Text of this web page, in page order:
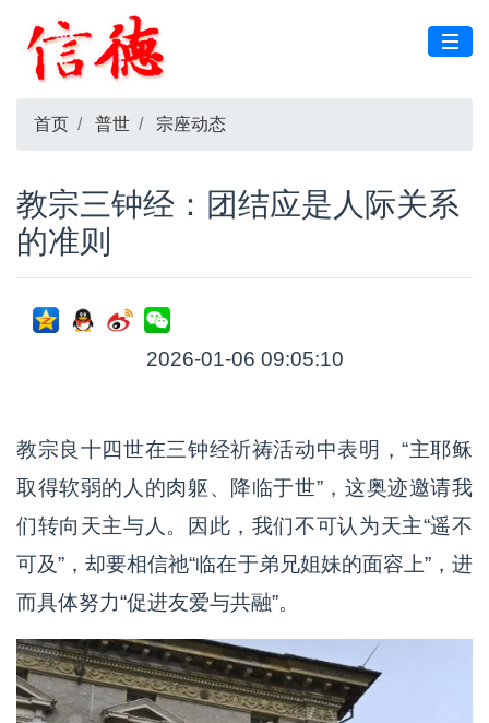
首页 普世 宗座动态
教宗三钟经：团结应是人际关系
的准则
2026-01-06 09:05:10
教宗良十四世在三钟经祈祷活动中表明，“主耶稣
取得软弱的人的肉躯、降临于世”，这奥迹邀请我
们转向天主与人。因此，我们不可认为天主“遥不
可及”，却要相信祂“临在于弟兄姐妹的面容上”，进
而具体努力“促进友爱与共融”。